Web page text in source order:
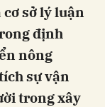
sở lý luận
định
nông
sự vận
trong xây